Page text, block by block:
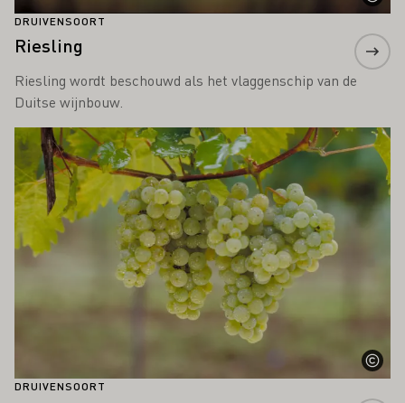
DRUIVENSOORT
Riesling
Riesling wordt beschouwd als het vlaggenschip van de
Duitse wijnbouw.
DRUIVENSOORT
Meer informatie